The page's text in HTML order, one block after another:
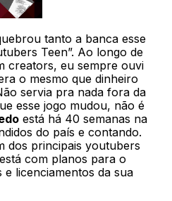
tanto a banca esse
Teen”. Ao longo de
creators, eu sempre ouvi
o mesmo que dinheiro
servia pra nada fora da
esse jogo mudou, não é
está há 40 semanas na
do país e contando.
dos principais youtubers
com planos para o
licenciamentos da sua